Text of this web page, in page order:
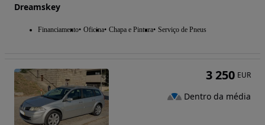
Dreamskey
Financiamento Oficina Chapa e Pintura Serviço de Pneus
3 250 EUR
Dentro da média